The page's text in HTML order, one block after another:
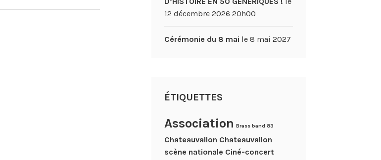
12 décembre 2026 20h00
Cérémonie du 8 mai le 8 mai 2027
ÉTIQUETTES
Association Brass band 83
Chateauvallon Chateauvallon
scène nationale Ciné-concert